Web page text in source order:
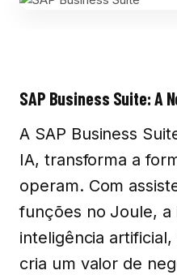
SAP Business Suite: A
A SAP Business
IA, transforma a
operam. Com
funções no Joule,
inteligência
cria um valor de